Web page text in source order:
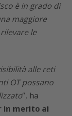
è in grado di
maggiore
le
alle reti
OT possano
”, ha
in merito ai